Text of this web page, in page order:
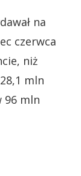
na
czerwca
niż
mln
96 mln